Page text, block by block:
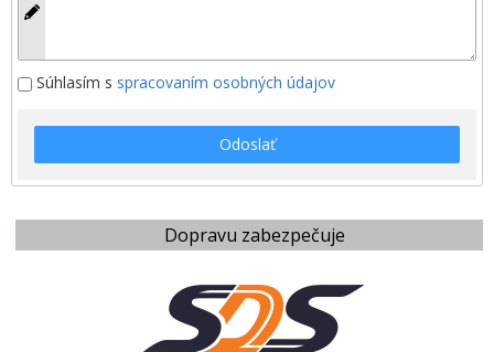
Dopravu zabezpečuje
Súhlasím s spracovaním osobných údajov
Odoslať